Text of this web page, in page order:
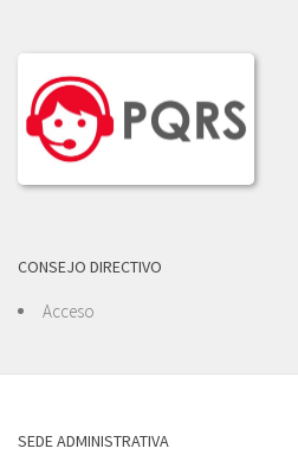
CONSEJO DIRECTIVO
Acceso
SEDE ADMINISTRATIVA